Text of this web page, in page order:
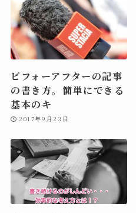
ビフォーアフターの記事
の書き方。簡単にできる
基本のキ
2017年9月23日